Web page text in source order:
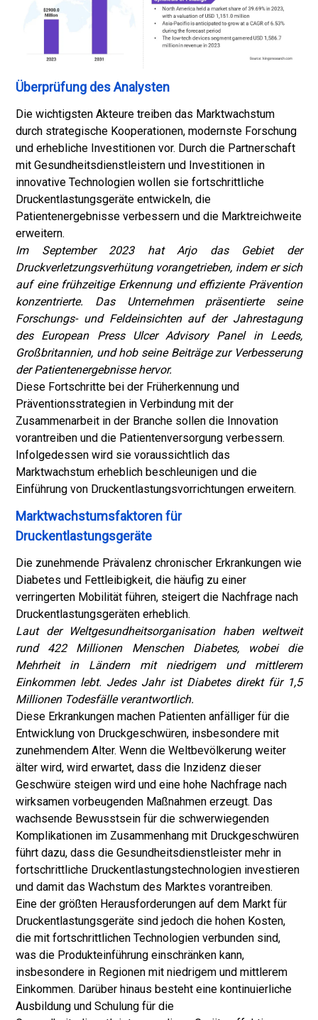
Überprüfung des Analysten
Die wichtigsten Akteure treiben das Marktwachstum
durch strategische Kooperationen, modernste Forschung
und erhebliche Investitionen vor. Durch die Partnerschaft
mit Gesundheitsdienstleistern und Investitionen in
innovative Technologien wollen sie fortschrittliche
Druckentlastungsgeräte entwickeln, die
Patientenergebnisse verbessern und die Marktreichweite
erweitern.
Im September 2023 hat Arjo das Gebiet der
Druckverletzungsverhütung vorangetrieben, indem er sich
auf eine frühzeitige Erkennung und effiziente Prävention
konzentrierte. Das Unternehmen präsentierte seine
Forschungs- und Feldeinsichten auf der Jahrestagung
des European Press Ulcer Advisory Panel in Leeds,
Großbritannien, und hob seine Beiträge zur Verbesserung
der Patientenergebnisse hervor.
Diese Fortschritte bei der Früherkennung und
Präventionsstrategien in Verbindung mit der
Zusammenarbeit in der Branche sollen die Innovation
vorantreiben und die Patientenversorgung verbessern.
Infolgedessen wird sie voraussichtlich das
Marktwachstum erheblich beschleunigen und die
Einführung von Druckentlastungsvorrichtungen erweitern.
Marktwachstumsfaktoren für
Druckentlastungsgeräte
Die zunehmende Prävalenz chronischer Erkrankungen wie
Diabetes und Fettleibigkeit, die häufig zu einer
verringerten Mobilität führen, steigert die Nachfrage nach
Druckentlastungsgeräten erheblich.
Laut der Weltgesundheitsorganisation haben weltweit
rund 422 Millionen Menschen Diabetes, wobei die
Mehrheit in Ländern mit niedrigem und mittlerem
Einkommen lebt. Jedes Jahr ist Diabetes direkt für 1,5
Millionen Todesfälle verantwortlich.
Diese Erkrankungen machen Patienten anfälliger für die
Entwicklung von Druckgeschwüren, insbesondere mit
zunehmendem Alter. Wenn die Weltbevölkerung weiter
älter wird, wird erwartet, dass die Inzidenz dieser
Geschwüre steigen wird und eine hohe Nachfrage nach
wirksamen vorbeugenden Maßnahmen erzeugt. Das
wachsende Bewusstsein für die schwerwiegenden
Komplikationen im Zusammenhang mit Druckgeschwüren
führt dazu, dass die Gesundheitsdienstleister mehr in
fortschrittliche Druckentlastungstechnologien investieren
und damit das Wachstum des Marktes vorantreiben.
Eine der größten Herausforderungen auf dem Markt für
Druckentlastungsgeräte sind jedoch die hohen Kosten,
die mit fortschrittlichen Technologien verbunden sind,
was die Produkteinführung einschränken kann,
insbesondere in Regionen mit niedrigem und mittlerem
Einkommen. Darüber hinaus besteht eine kontinuierliche
Ausbildung und Schulung für die